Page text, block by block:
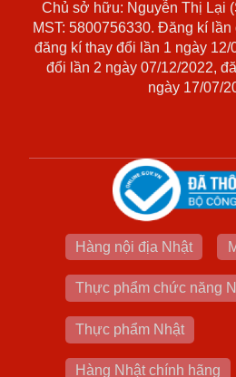
Chủ sở hữu: Nguyễn Thị Lại
MST: 5800756330. Đăng kí
đăng kí thay đổi lần 1 ngày 12/
đổi lần 2 ngày 07/12/2022,
ngày 17/07/
Hàng nội địa Nhật
Thực phẩm chức năng
Thực phẩm Nhật
Hàng Nhật chính hãng